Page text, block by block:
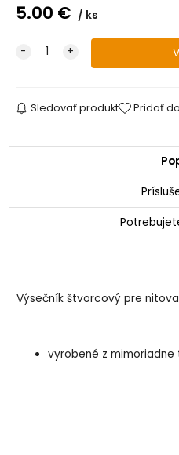
5.00 € ks
Sledovať produkt Pridať
Výsečník štvorcový pre
vyrobené z mimoriadne